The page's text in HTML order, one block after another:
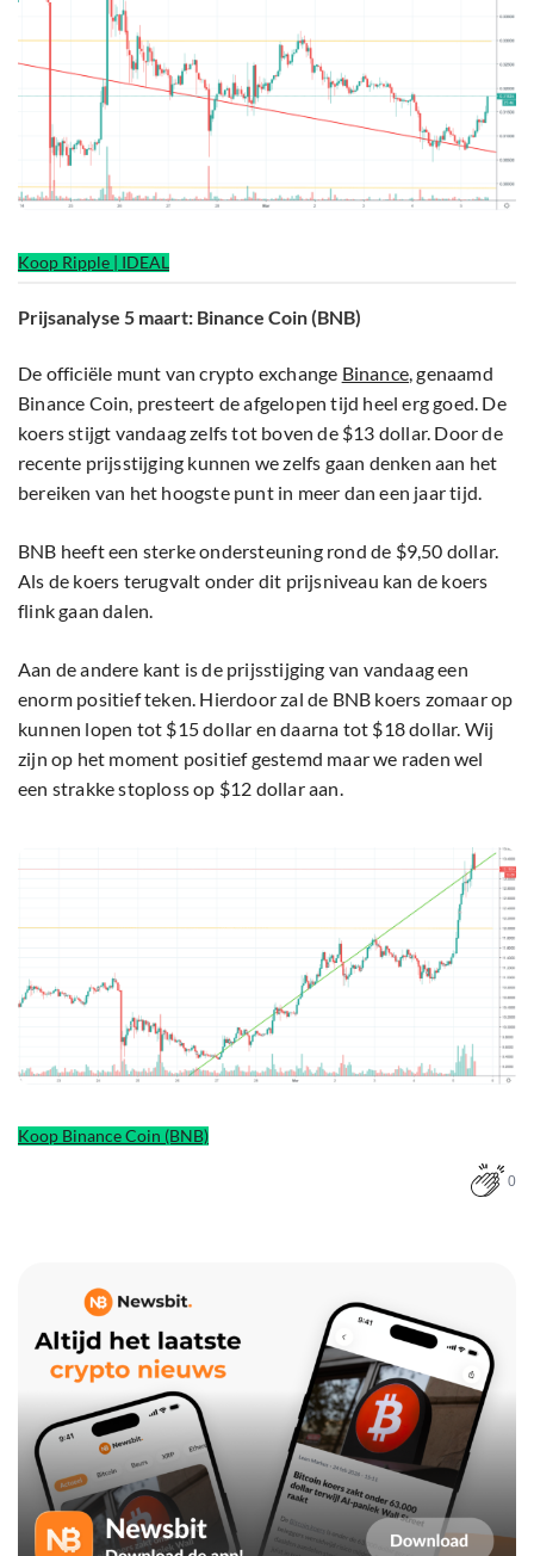
Koop Ripple | IDEAL
Prijsanalyse 5 maart: Binance Coin (BNB)
De officiële munt van crypto exchange Binance , genaamd
Binance Coin, presteert de afgelopen tijd heel erg goed. De
koers stijgt vandaag zelfs tot boven de $13 dollar. Door de
recente prijsstijging kunnen we zelfs gaan denken aan het
bereiken van het hoogste punt in meer dan een jaar tijd.
BNB heeft een sterke ondersteuning rond de $9,50 dollar.
Als de koers terugvalt onder dit prijsniveau kan de koers
flink gaan dalen.
Aan de andere kant is de prijsstijging van vandaag een
enorm positief teken. Hierdoor zal de BNB koers zomaar op
kunnen lopen tot $15 dollar en daarna tot $18 dollar. Wij
zijn op het moment positief gestemd maar we raden wel
een strakke stoploss op $12 dollar aan.
Koop Binance Coin (BNB)
0